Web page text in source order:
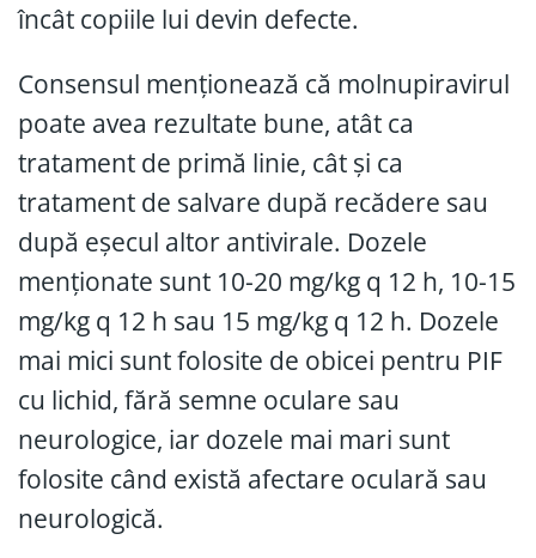
încât copiile lui devin defecte.
Consensul menționează că molnupiravirul
poate avea rezultate bune, atât ca
tratament de primă linie, cât și ca
tratament de salvare după recădere sau
după eșecul altor antivirale. Dozele
menționate sunt 10-20 mg/kg q 12 h, 10-15
mg/kg q 12 h sau 15 mg/kg q 12 h. Dozele
mai mici sunt folosite de obicei pentru PIF
cu lichid, fără semne oculare sau
neurologice, iar dozele mai mari sunt
folosite când există afectare oculară sau
neurologică.